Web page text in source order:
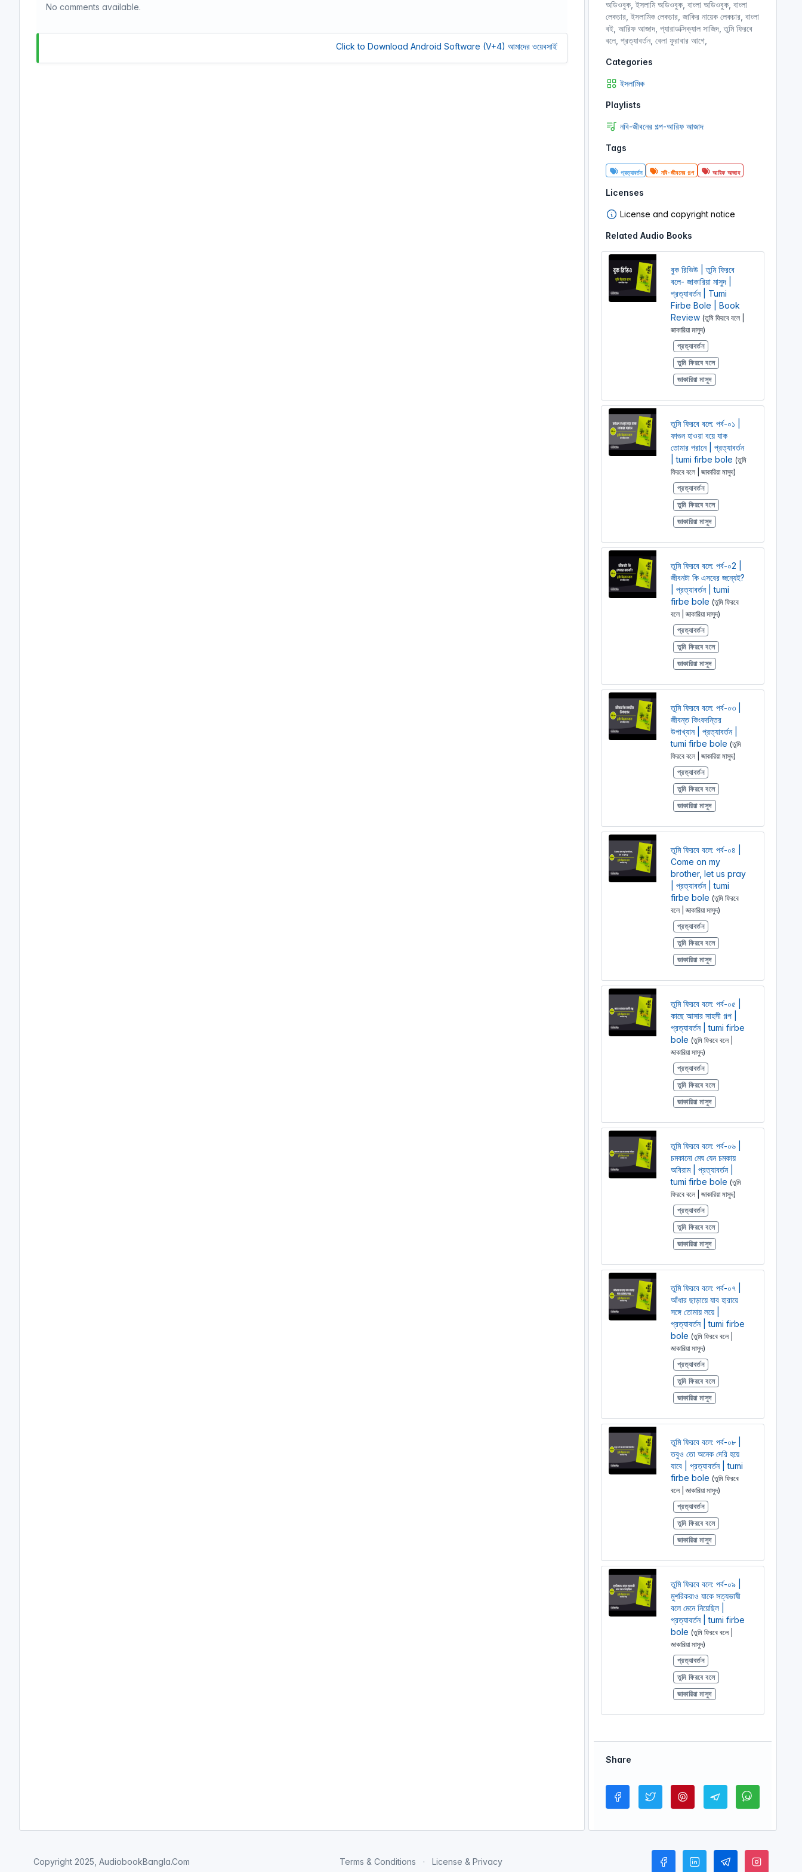
No comments available.
Click to Download Android Software (V+4) আমাদের ওয়েবসাইট সচল রাখতে আমাদের অর্থ সাহায্য করুন। আমরা একটি অলাভজনক ওয়েবসাইট, আমরা
অডিওবুক, ইসলামি অডিওবুক, বাংলা অডিওবুক, বাংলা
লেকচার, ইসলামিক লেকচার, জাকির নায়েক লেকচার, বাংলা
বই, আরিফ আজাদ, প্যারাডক্সিক্যাল সাজিদ, তুমি ফিরবে
বলে, প্রত্যাবর্তন, বেলা ফুরাবার আগে,
Categories
ইসলামিক
Playlists
নবি-জীবনের গল্প-আরিফ আজাদ
Tags
প্রত্যাবর্তন নবি-জীবনের গল্প আরিফ আজাদ
Licenses
License and copyright notice
Related Audio Books
বুক রিভিউ | তুমি ফিরবে
বলে- জাকারিয়া মাসুদ |
প্রত্যাবর্তন | Tumi
Firbe Bole | Book
Review (তুমি ফিরবে বলে |
জাকারিয়া মাসুদ)
প্রত্যাবর্তন
তুমি ফিরবে বলে
জাকারিয়া মাসুদ
তুমি ফিরবে বলে: পর্ব-০১ |
ফাগুন হাওয়া বয়ে যাক
তোমার পরানে | প্রত্যাবর্তন
| tumi firbe bole (তুমি
ফিরবে বলে | জাকারিয়া মাসুদ)
প্রত্যাবর্তন
তুমি ফিরবে বলে
জাকারিয়া মাসুদ
তুমি ফিরবে বলে: পর্ব-০2 |
জীবনটা কি এসবের জন্যেই?
| প্রত্যাবর্তন | tumi
firbe bole (তুমি ফিরবে
বলে | জাকারিয়া মাসুদ)
প্রত্যাবর্তন
তুমি ফিরবে বলে
জাকারিয়া মাসুদ
তুমি ফিরবে বলে: পর্ব-০৩ |
জীবন্ত কিংবদন্তির
উপাখ্যান | প্রত্যাবর্তন |
tumi firbe bole (তুমি
ফিরবে বলে | জাকারিয়া মাসুদ)
প্রত্যাবর্তন
তুমি ফিরবে বলে
জাকারিয়া মাসুদ
তুমি ফিরবে বলে: পর্ব-০৪ |
Come on my
brother, let us pray
| প্রত্যাবর্তন | tumi
firbe bole (তুমি ফিরবে
বলে | জাকারিয়া মাসুদ)
প্রত্যাবর্তন
তুমি ফিরবে বলে
জাকারিয়া মাসুদ
তুমি ফিরবে বলে: পর্ব-০৫ |
কাছে আসার সাহসী গল্প |
প্রত্যাবর্তন | tumi firbe
bole (তুমি ফিরবে বলে |
জাকারিয়া মাসুদ)
প্রত্যাবর্তন
তুমি ফিরবে বলে
জাকারিয়া মাসুদ
তুমি ফিরবে বলে: পর্ব-০৬ |
চমকানো মেঘ যেন চমকায়
অবিরাম | প্রত্যাবর্তন |
tumi firbe bole (তুমি
ফিরবে বলে | জাকারিয়া মাসুদ)
প্রত্যাবর্তন
তুমি ফিরবে বলে
জাকারিয়া মাসুদ
তুমি ফিরবে বলে: পর্ব-০৭ |
আঁধার ছাড়ায়ে যাব হারায়ে
সঙ্গে তোমায় লয়ে |
প্রত্যাবর্তন | tumi firbe
bole (তুমি ফিরবে বলে |
জাকারিয়া মাসুদ)
প্রত্যাবর্তন
তুমি ফিরবে বলে
জাকারিয়া মাসুদ
তুমি ফিরবে বলে: পর্ব-০৮ |
তবুও তো অনেক দেরি হয়ে
যাবে | প্রত্যাবর্তন | tumi
firbe bole (তুমি ফিরবে
বলে | জাকারিয়া মাসুদ)
প্রত্যাবর্তন
তুমি ফিরবে বলে
জাকারিয়া মাসুদ
তুমি ফিরবে বলে: পর্ব-০৯ |
মুশরিকরাও যাকে সত্যভাষী
বলে মেনে নিয়েছিল |
প্রত্যাবর্তন | tumi firbe
bole (তুমি ফিরবে বলে |
জাকারিয়া মাসুদ)
প্রত্যাবর্তন
তুমি ফিরবে বলে
জাকারিয়া মাসুদ
Share
Terms & Conditions License & Privacy
Copyright 2025, AudiobookBangla.Com